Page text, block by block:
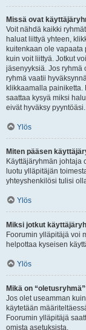
Missä ovat
Voit nähdä kaikki
haluat liittyä yhteen,
kuitenkaan ole vapaata
kuin voit liittyä. Jotkut
jäsenyyksiä. Jos ryhmä
ryhmä vaatii
klikkaamalla painiketta.
saattaa kysyä miksi
eivät hyväksy
Ylös
Miten pääsen
Käyttäjäryhmän johtaja
luotu ylläpitäjän
yhteyshenkilösi tulisi
Ylös
Miksi jotkut
Foorumin ylläpitäjä voi
helpottaa kyseisen
Ylös
Mikä on
Jos olet useamman
käytetään
Foorumin ylläpitäjä
omista asetuksista.